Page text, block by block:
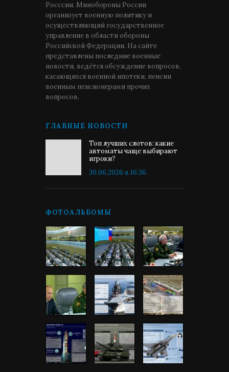
Росссии. Минобороны России
организует военную политику и
осуществляющий государственное
управление в области обороны
Российской Федерации. На сайте
представлены последние военные
новости, ведётся обсуждение вопросов,
касающихся военной ипотеки, пенсии
военным пенсионерами прочих
вопросов.
ГЛАВНЫЕ НОВОСТИ
Топ лучших слотов: какие
автоматы чаще выбирают
игроки?
30.06.2026 в 16:36
ФОТОАЛЬБОМЫ